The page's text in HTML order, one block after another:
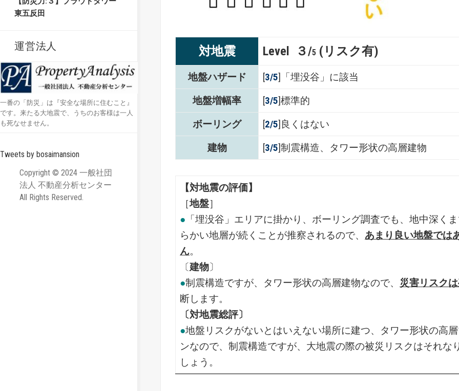
東五反田
運営法人
一番の「防災」は『安全な場所に住むこと』
です。来たる大地震で、うちのお客様は一人
も死なせません。
Tweets by bosaimansion
Copyright © 2024 一般社団
法人 不動産分析センター
All Rights Reserved.
対地震 Level ３/5 (リスク有)
地盤ハザード [3/5]「埋没谷」に該当
地盤増幅率
[3/5]標準的
ボーリング
[2/5]良くはない
建物
[3/5]制震構造、タワー形状の高層建物
【対地震の評価】
［地盤］
● 「埋没谷」エリアに掛かり、ボーリング調査でも、地中深く
らかい地層が続くことが推察されるので、 あまり良い地盤では
ん。
〔建物〕
●制震構造ですが、タワー形状の高層建物なので、 災害リスク
断します。
〔対地震総評〕
●地盤リスクがないとはいえない場所に建つ、タワー形状の高
ンなので、制震構造ですが、大地震の際の被災リスクはそれな
しょう。